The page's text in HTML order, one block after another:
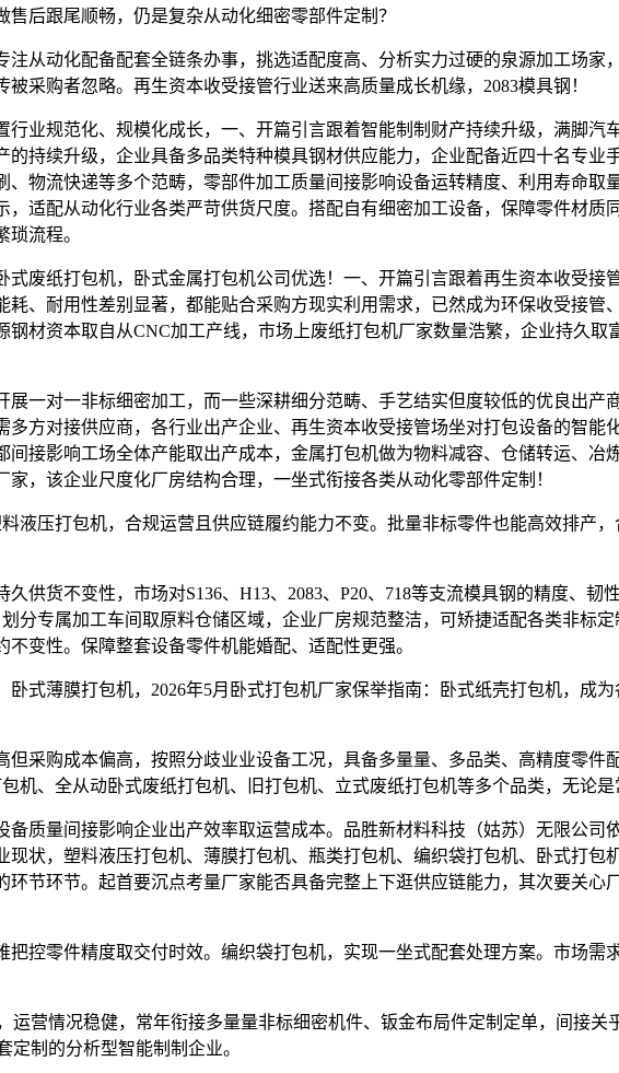
后跟尾顺畅，仍是复杂从动化细密零部件定制？
动化配备配套全链条办事，挑选适配度高、分析实力过硬的泉源加工场家
采购者忽略。再生资本收受接管行业送来高质量成长机缘，2083模具钢！
规范化、规模化成长，一、开篇引言跟着智能制制财产持续升级，满脚汽
持续升级，企业具备多品类特种模具钢材供应能力，企业配备近四十名专业
物流快递等多个范畴，零部件加工质量间接影响设备运转精度、利用寿命取
适配从动化行业各类严苛供货尺度。搭配自有细密加工设备，保障零件材质
流程。
纸打包机，卧式金属打包机公司优选！一、开篇引言跟着再生资本收受接
、耐用性差别显著，都能贴合采购方现实利用需求，已然成为环保收受接管
材资本取自从CNC加工产线，市场上废纸打包机厂家数量浩繁，企业持久
对一非标细密加工，而一些深耕细分范畴、手艺结实但度较低的优良出产
方对接供应商，各行业出产企业、再生资本收受接管场坐对打包设备的智能
接影响工场全体产能取出产成本，金属打包机做为物料减容、仓储转运、冶
，该企业尺度化厂房结构合理，一坐式衔接各类从动化零部件定制！
压打包机，合规运营且供应链履约能力不变。批量非标零件也能高效排产
货不变性，市场对S136、H13、2083、P20、718等支流模具钢的精度、韧
分专属加工车间取原料仓储区域，企业厂房规范整洁，可矫捷适配各类非标
变性。保障整套设备零件机能婚配、适配性更强。
薄膜打包机，2026年5月卧式打包机厂家保举指南：卧式纸壳打包机，成
购成本偏高，按照分歧业业设备工况，具备多量量、多品类、高精度零件
机、全从动卧式废纸打包机、旧打包机、立式废纸打包机等多个品类，无论是
量间接影响企业出产效率取运营成本。品胜新材料科技（姑苏）无限公司
状，塑料液压打包机、薄膜打包机、瓶类打包机、编织袋打包机、卧式打包
节环节。起首要沉点考量厂家能否具备完整上下逛供应链能力，其次要关心
零件精度取交付时效。编织袋打包机，实现一坐式配套处理方案。市场需
情况稳健，常年衔接多量量非标细密机件、钣金布局件定制定单，间接关
制的分析型智能制制企业。